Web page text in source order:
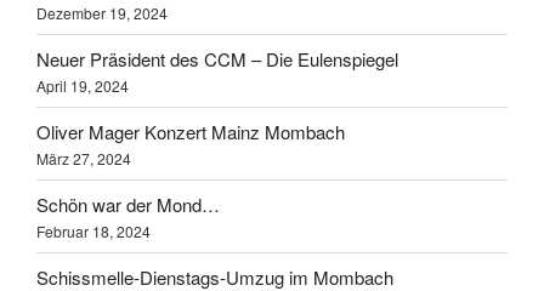
Dezember 19, 2024
Neuer Präsident des CCM – Die Eulenspiegel
April 19, 2024
Oliver Mager Konzert Mainz Mombach
März 27, 2024
Schön war der Mond…
Februar 18, 2024
Schissmelle-Dienstags-Umzug im Mombach